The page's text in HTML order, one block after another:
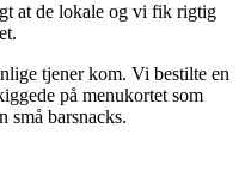
at de lokale og vi fik rigtig
tjener kom. Vi bestilte en
på menukortet som
små barsnacks.